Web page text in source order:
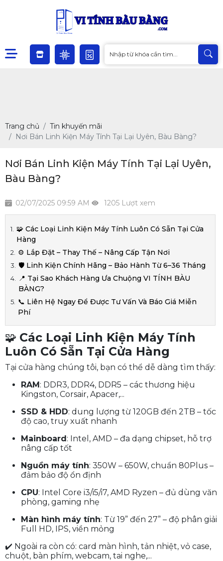
Trang chủ
Tin khuyến mãi
Nơi Bán Linh Kiện Máy Tính Tại Lại Uyên, Bàu Bàng?
Nơi Bán Linh Kiện Máy Tính Tại Lại Uyên,
Bàu Bàng?
02/07/2025 09:59 AM 1205 Lượt xem
🧩 Các Loại Linh Kiện Máy Tính Luôn Có Sẵn Tại Cửa
Hàng
⚙️ Lắp Đặt – Thay Thế – Nâng Cấp Tận Nơi
🛡️ Linh Kiện Chính Hãng – Bảo Hành Từ 6–36 Tháng
📍 Tại Sao Khách Hàng Ưa Chuộng VI TÍNH BÀU
BÀNG?
📞 Liên Hệ Ngay Để Được Tư Vấn Và Báo Giá Miễn
Phí
🧩 Các Loại Linh Kiện Máy Tính
Luôn Có Sẵn Tại Cửa Hàng
Tại cửa hàng chúng tôi, bạn có thể dễ dàng tìm thấy:
RAM: DDR3, DDR4, DDR5 – các thương hiệu
Kingston, Corsair, Apacer,...
SSD & HDD: dung lượng từ 120GB đến 2TB – tốc
độ cao, truy xuất nhanh
Mainboard: Intel, AMD – đa dạng chipset, hỗ trợ
nâng cấp tốt
Nguồn máy tính: 350W – 650W, chuẩn 80Plus –
đảm bảo độ ổn định
CPU: Intel Core i3/i5/i7, AMD Ryzen – đủ dùng văn
phòng, gaming nhẹ
Màn hình máy tính: Từ 19” đến 27” – độ phân giải
Full HD, IPS, viền mỏng
✔️ Ngoài ra còn có: card màn hình, tản nhiệt, vỏ case,
chuột, bàn phím, webcam, tai nghe,...